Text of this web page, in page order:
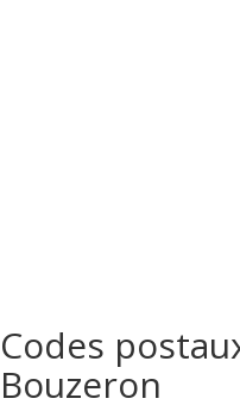
Codes
Bouzeron